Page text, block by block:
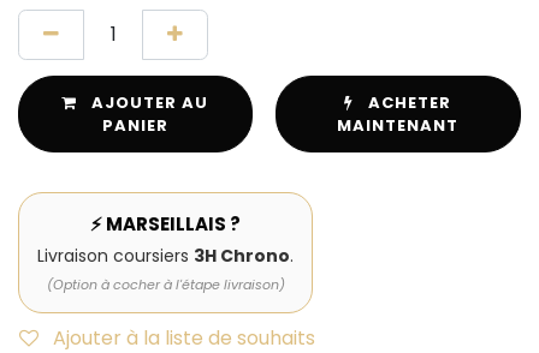
AJOUTER AU
PANIER
ACHETER
MAINTENANT
⚡ MARSEILLAIS ?
Livraison coursiers 3H Chrono.
(Option à cocher à l'étape livraison)
Ajouter à la liste de souhaits